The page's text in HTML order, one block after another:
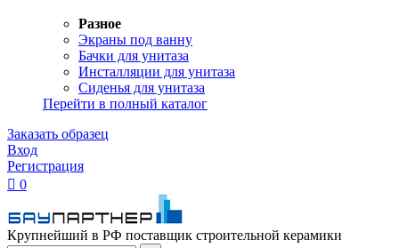
Разное
Экраны под ванну
Бачки для унитаза
Инсталляции для унитаза
Сиденья для унитаза
Перейти в полный каталог
Заказать образец
Вход
Регистрация
 0
Крупнейший в РФ поставщик строительной керамики